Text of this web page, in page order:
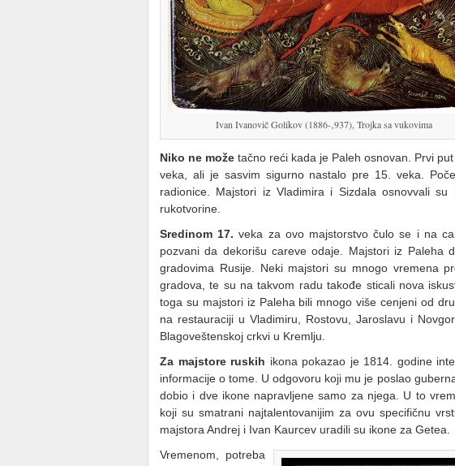
Ivan Ivanovič Golikov (1886-‚937), Trojka sa vukovima
Niko ne može tačno reći kada je Paleh osnovan. Prvi
veka, ali je sasvim sigurno nastalo pre 15. veka.
radionice. Majstori iz Vladimira i Sizdala osnovvali
rukotvorine.
Sredinom 17. veka za ovo majstorstvo čulo se i na
pozvani da dekorišu careve odaje. Majstori iz Paleha
gradovima Rusije. Neki majstori su mnogo vremena
gradova, te su na takvom radu takođe sticali nova
toga su majstori iz Paleha bili mnogo više cenjeni od
na restauraciji u Vladimiru, Rostovu, Jaroslavu i
Blagoveštenskoj crkvi u Kremlju.
Za majstore ruskih ikona pokazao je 1814. godine
informacije o tome. U odgovoru koji mu je poslao
dobio i dve ikone napravljene samo za njega. U to
koji su smatrani najtalentovanijim za ovu specifičnu
majstora Andrej i Ivan Kaurcev uradili su ikone za Getea.
Vremenom, potreba